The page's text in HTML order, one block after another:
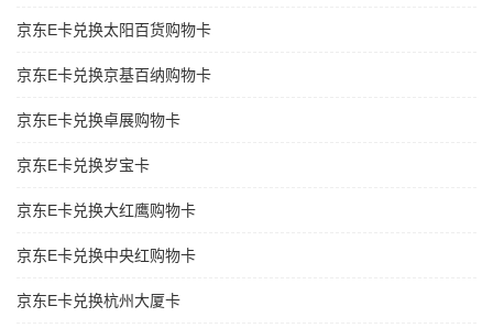
京东E卡兑换太阳百货购物卡
京东E卡兑换京基百纳购物卡
京东E卡兑换卓展购物卡
京东E卡兑换岁宝卡
京东E卡兑换大红鹰购物卡
京东E卡兑换中央红购物卡
京东E卡兑换杭州大厦卡